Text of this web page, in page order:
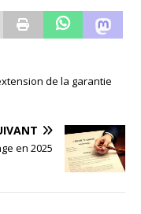
de la garantie
en 2025